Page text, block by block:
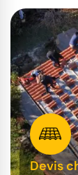
Devis